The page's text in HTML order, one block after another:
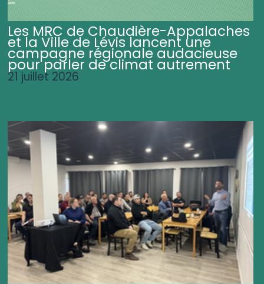
Les MRC de Chaudière-Appalaches
et la Ville de Lévis lancent une
campagne régionale audacieuse
pour parler de climat autrement
21 juillet 2026